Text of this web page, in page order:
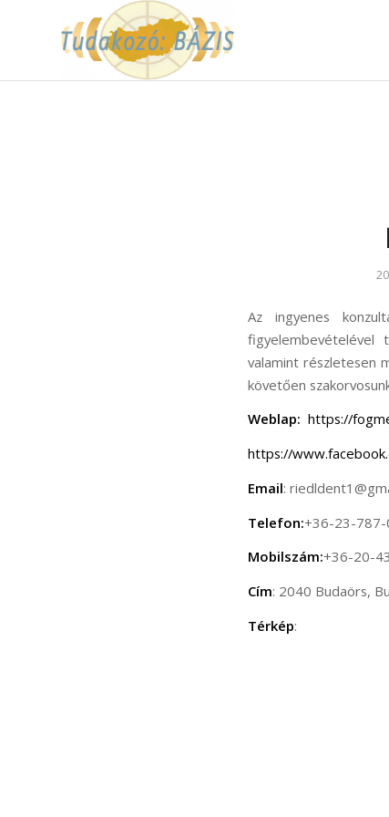
Az ingyenes
figyelembevételével
valamint részletesen
követően
Weblap: https://
https://
Email:
Telefon:+36-23-787-
Mobilszám:+36-20-
Cím: 2040 Budaörs,
Térkép: